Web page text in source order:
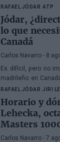
Jovic... y está
instancia.
RAFAEL JÓDAR ATP
Jódar,
lo que
Canadá
Carlos Navarro - 8
Es difícil, pero no
madrileño en
diez mejores del
escenarios.
RAFAEL JÓDAR JIRI
Horario y
Lehecka,
Masters
Carlos Navarro - 7